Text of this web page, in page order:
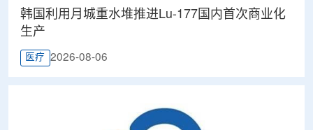
韩国利用月城重水堆推进Lu-177国内首次商业化
生产
医疗 2026-08-06